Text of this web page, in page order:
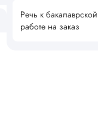
Речь к бакалаврской
работе на заказ